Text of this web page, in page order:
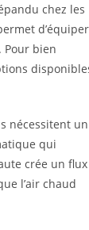
chez les
d’équiper
Pour bien
nécessitent un
qui
crée un flux
l’air chaud